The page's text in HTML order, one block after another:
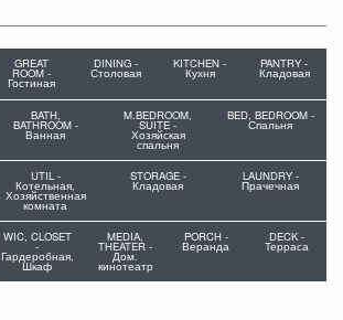
GREAT
ROOM -
Гостиная
DINING -
Столовая
KITCHEN -
Кухня
PANTRY -
Кладовая
BATH,
BATHROOM -
Ванная
M.BEDROOM,
SUITE -
Хозяйская
спальня
BED, BEDROOM -
Спальня
UTIL -
Котельная,
Хозяйственная
комната
STORAGE -
Кладовая
LAUNDRY -
Прачечная
WIC, CLOSET
-
Гардеробная,
Шкаф
MEDIA,
THEATER -
Дом.
кинотеатр
PORCH -
Веранда
DECK -
Терраса